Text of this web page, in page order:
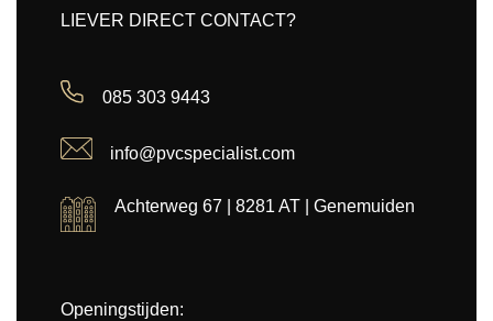
LIEVER DIRECT CONTACT?
085 303 9443
info@pvcspecialist.com
Achterweg 67 | 8281 AT | Genemuiden
Openingstijden: